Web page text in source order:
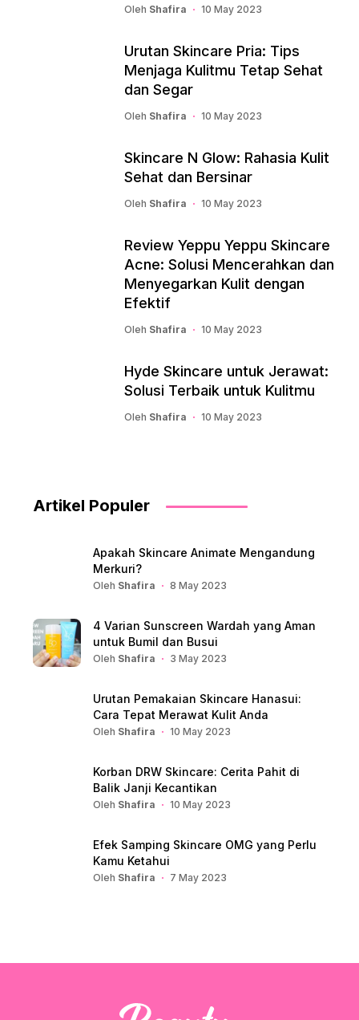
Oleh Shafira 10 May 2023
Urutan Skincare Pria: Tips
Menjaga Kulitmu Tetap Sehat
dan Segar
Oleh Shafira 10 May 2023
Skincare N Glow: Rahasia Kulit
Sehat dan Bersinar
Oleh Shafira 10 May 2023
Review Yeppu Yeppu Skincare
Acne: Solusi Mencerahkan dan
Menyegarkan Kulit dengan
Efektif
Oleh Shafira 10 May 2023
Hyde Skincare untuk Jerawat:
Solusi Terbaik untuk Kulitmu
Oleh Shafira 10 May 2023
Artikel Populer
Apakah Skincare Animate Mengandung
Merkuri?
Oleh Shafira 8 May 2023
4 Varian Sunscreen Wardah yang Aman
untuk Bumil dan Busui
Oleh Shafira 3 May 2023
Urutan Pemakaian Skincare Hanasui:
Cara Tepat Merawat Kulit Anda
Oleh Shafira 10 May 2023
Korban DRW Skincare: Cerita Pahit di
Balik Janji Kecantikan
Oleh Shafira 10 May 2023
Efek Samping Skincare OMG yang Perlu
Kamu Ketahui
Oleh Shafira 7 May 2023